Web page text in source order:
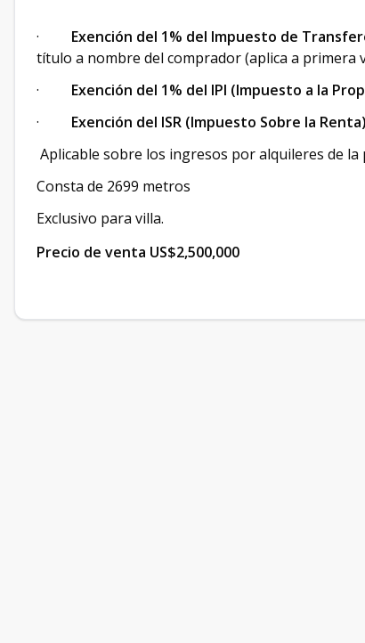
· Exención del 1% del Impuesto de
título a nombre del comprador (aplica a primera
· Exención del 1% del IPI (Impuesto a la
· Exención del ISR (Impuesto Sobre la
Aplicable sobre los ingresos por alquileres de la
Consta de 2699 metros
Exclusivo para villa.
Precio de venta US$2,500,000